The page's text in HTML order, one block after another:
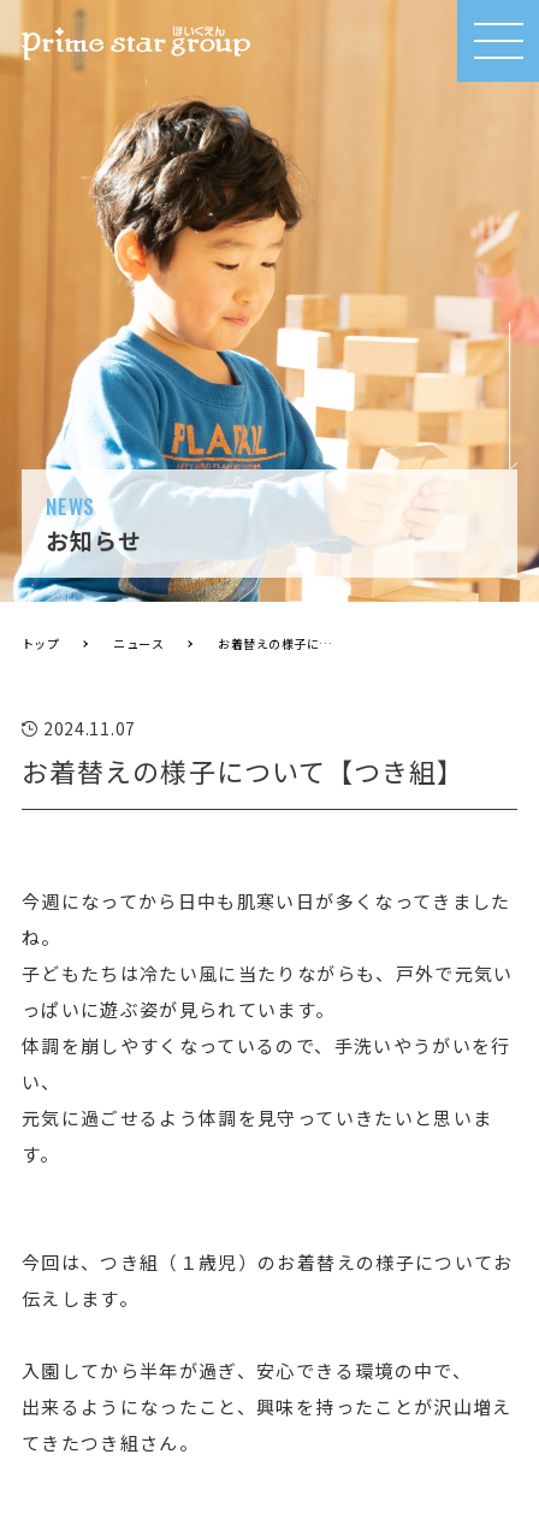
MEN
U
NEWS
お知らせ
トップ ニュース お着替えの様子について【つき組】
2024.11.07
お着替えの様子について【つき組】
今週になってから日中も肌寒い日が多くなってきました
ね。
子どもたちは冷たい風に当たりながらも、戸外で元気い
っぱいに遊ぶ姿が見られています。
体調を崩しやすくなっているので、手洗いやうがいを行
い、
元気に過ごせるよう体調を見守っていきたいと思いま
す。
今回は、つき組（１歳児）のお着替えの様子についてお
伝えします。
入園してから半年が過ぎ、安心できる環境の中で、
出来るようになったこと、興味を持ったことが沢山増え
てきたつき組さん。